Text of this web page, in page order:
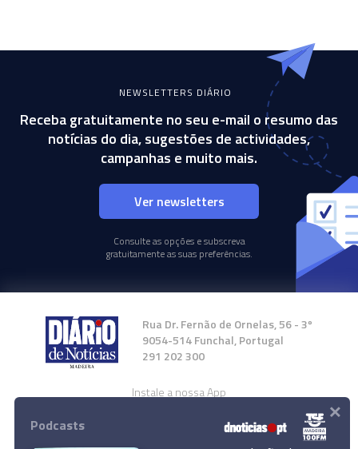
NEWSLETTERS DIÁRIO
Receba gratuitamente no seu e-mail o resumo das
notícias do dia, sugestões de actividades,
campanhas e muito mais.
Ver newsletters
Consulte as opções e subscreva
gratuitamente as suas preferências.
Rua Dr. Fernão de Ornelas, 56 - 3º
9054-514 Funchal, Portugal
291 202 300
Instale a nossa App
Podcasts ×